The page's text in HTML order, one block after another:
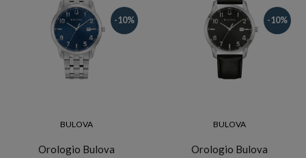
-10%
BULOVA
Orologio Bulova
-10%
BULOVA
Orologio Bulova